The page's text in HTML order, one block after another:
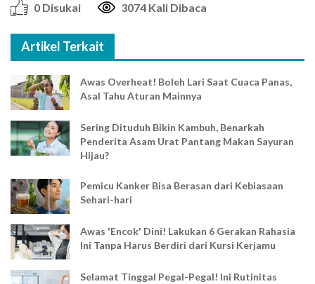
0 Disukai 3074 Kali Dibaca
Artikel Terkait
Awas Overheat! Boleh Lari Saat Cuaca Panas,
Asal Tahu Aturan Mainnya
Sering Dituduh Bikin Kambuh, Benarkah
Penderita Asam Urat Pantang Makan Sayuran
Hijau?
Pemicu Kanker Bisa Berasan dari Kebiasaan
Sehari-hari
Awas 'Encok' Dini! Lakukan 6 Gerakan Rahasia
Ini Tanpa Harus Berdiri dari Kursi Kerjamu
Selamat Tinggal Pegal-Pegal! Ini Rutinitas